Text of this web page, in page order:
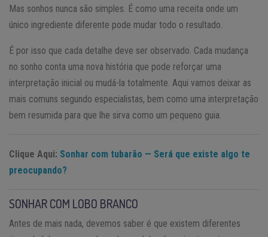
Mas sonhos nunca são simples. É como uma receita onde um
único ingrediente diferente pode mudar todo o resultado.
É por isso que cada detalhe deve ser observado. Cada mudança
no sonho conta uma nova história que pode reforçar uma
interpretação inicial ou mudá-la totalmente. Aqui vamos deixar as
mais comuns segundo especialistas, bem como uma interpretação
bem resumida para que lhe sirva como um pequeno guia.
Clique Aqui: Sonhar com tubarão — Será que existe algo te
preocupando?
SONHAR COM LOBO BRANCO
Antes de mais nada, devemos saber é que existem diferentes